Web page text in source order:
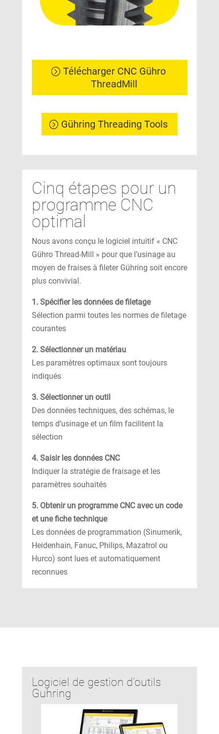
Télécharger CNC Gühro
ThreadMill
Gühring Threading Tools
Cinq étapes pour un
programme CNC
optimal
Nous avons conçu le logiciel intuitif « CNC
Gühro Thread-Mill » pour que l’usinage au
moyen de fraises à fileter Gühring soit encore
plus convivial.
1. Spécifier les données de filetage
Sélection parmi toutes les normes de filetage
courantes
2. Sélectionner un matériau
Les paramètres optimaux sont toujours
indiqués
3. Sélectionner un outil
Des données techniques, des schémas, le
temps d’usinage et un film facilitent la
sélection
4. Saisir les données CNC
Indiquer la stratégie de fraisage et les
paramètres souhaités
5. Obtenir un programme CNC avec un code
et une fiche technique
Les données de programmation (Sinumerik,
Heidenhain, Fanuc, Philips, Mazatrol ou
Hurco) sont lues et automatiquement
reconnues
Logiciel de gestion d’outils
Guhring